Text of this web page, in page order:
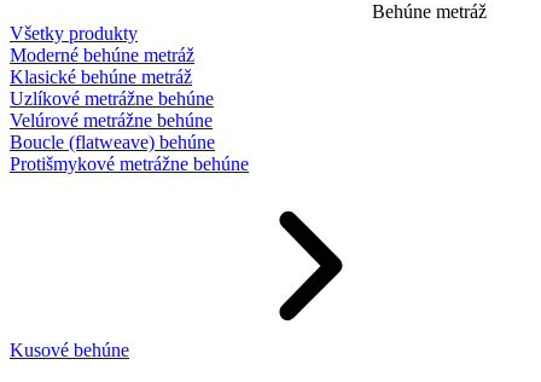
Behúne metráž
Všetky produkty
Moderné behúne metráž
Klasické behúne metráž
Uzlíkové metrážne behúne
Velúrové metrážne behúne
Boucle (flatweave) behúne
Protišmykové metrážne behúne
Kusové behúne